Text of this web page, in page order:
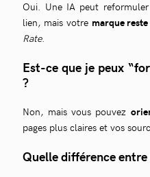
Oui. Une IA peut
lien, mais votre marque
Rate.
Est-ce que je peux
?
Non, mais vous pouvez
pages plus claires et vos
Quelle différence